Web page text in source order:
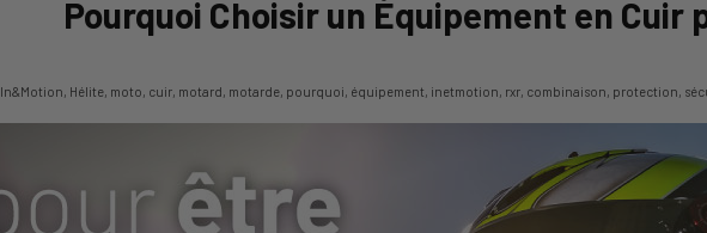
Pourquoi Choisir un Équipement en Cuir
In&Motion, Hélite, moto, cuir, motard, motarde, pourquoi, équipement, inetmotion, rxr, combinaison, protection,